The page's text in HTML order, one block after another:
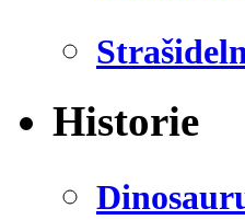
Historie